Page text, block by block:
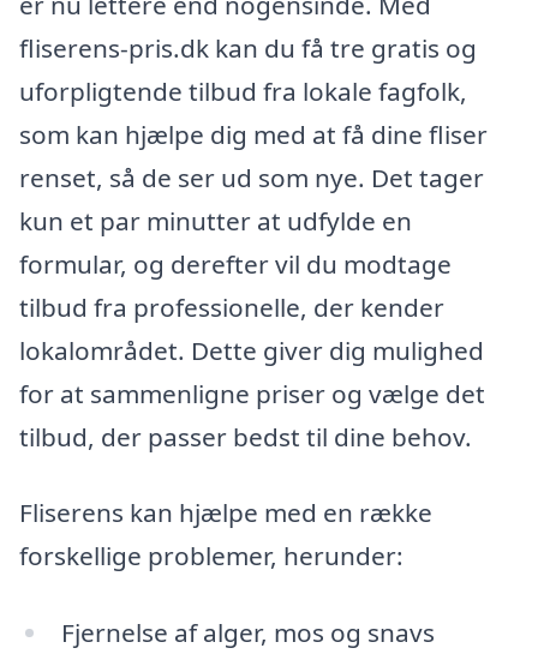
fliserens-pris.dk kan du få tre gratis og
uforpligtende tilbud fra lokale fagfolk,
som kan hjælpe dig med at få dine fliser
renset, så de ser ud som nye. Det tager
kun et par minutter at udfylde en
formular, og derefter vil du modtage
tilbud fra professionelle, der kender
lokalområdet. Dette giver dig mulighed
for at sammenligne priser og vælge det
tilbud, der passer bedst til dine behov.
Fliserens kan hjælpe med en række
forskellige problemer, herunder:
Fjernelse af alger, mos og snavs